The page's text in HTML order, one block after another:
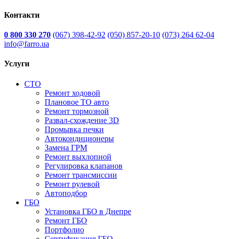
Контакти
0 800 330 270 (067) 398-42-92 (050) 857-20-10 (073) 264 62-04
info@farro.ua
Услуги
СТО
Ремонт ходовой
Плановое ТО авто
Ремонт тормозной
Развал-схождение 3D
Промывка печки
Автокондиционеры
Замена ГРМ
Ремонт выхлопной
Регулировка клапанов
Ремонт трансмиссии
Ремонт рулевой
Автоподбор
ГБО
Установка ГБО в Днепре
Ремонт ГБО
Портфолио